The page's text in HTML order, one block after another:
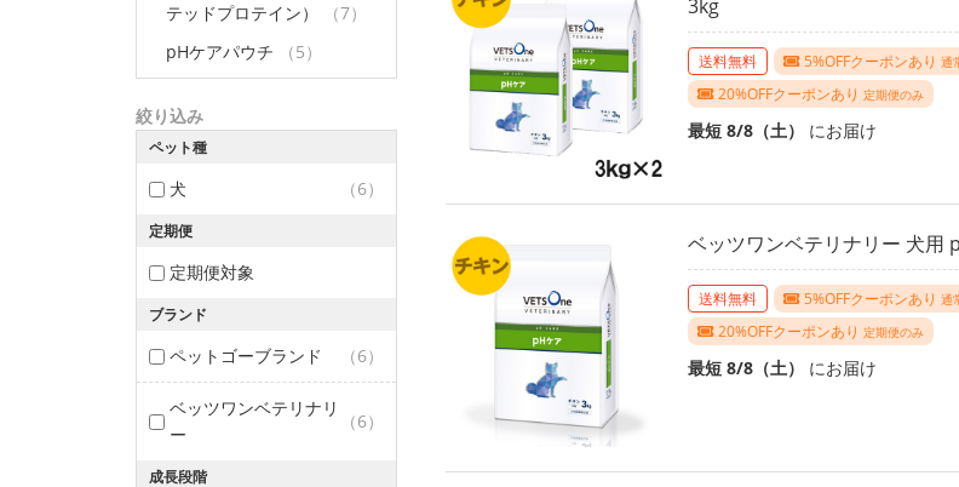
テッドプロテイン）
（7）
pHケアパウチ
（5）
絞り込み
ペット種
犬 （6）
定期便
定期便対象
ブランド
ペットゴーブランド （6）
ベッツワンベテリナリ
ー
（6）
成長段階
3kg
送料無料 5%OFFクーポンあり 通
20%OFFクーポンあり 定期便のみ
最短 8/8（土） にお届け
ベッツワンベテリナリー 犬用
送料無料 5%OFFクーポンあり 通
20%OFFクーポンあり 定期便のみ
最短 8/8（土） にお届け